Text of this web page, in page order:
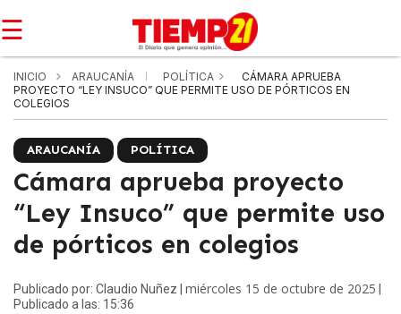
☰
INICIO ARAUCANÍA POLÍTICA
CÁMARA APRUEBA
PROYECTO “LEY INSUCO” QUE PERMITE USO DE PÓRTICOS EN
COLEGIOS
ARAUCANÍA POLÍTICA
Cámara aprueba proyecto
“Ley Insuco” que permite uso
de pórticos en colegios
Publicado por: Claudio Nuñez | miércoles 15 de octubre de 2025
Publicado a las: 15:36